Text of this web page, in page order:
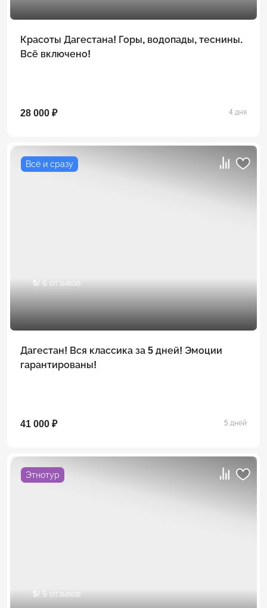
Красоты Дагестана! Горы, водопады, теснины.
Всё включено!
28 000 ₽ 4 дня
Всё и сразу
5/ 6 отзывов
Дагестан! Вся классика за 5 дней! Эмоции
гарантированы!
41 000 ₽ 5 дней
Этнотур
5/ 5 отзывов